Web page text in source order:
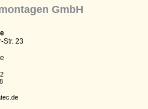
GmbH
Str. 23